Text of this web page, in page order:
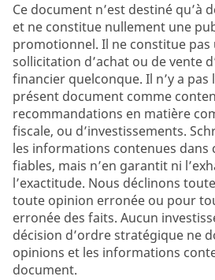
Ce document n’est destiné qu’à
et ne constitue nullement une
promotionnel. Il ne constitue
sollicitation d’achat ou de vente
financier quelconque. Il n’y a
présent document comme
recommandations en matière
fiscale, ou d’investissements.
les informations contenues dans
fiables, mais n’en garantit ni
l’exactitude. Nous déclinons
toute opinion erronée ou pour
erronée des faits. Aucun
décision d’ordre stratégique ne
opinions et les informations
document.